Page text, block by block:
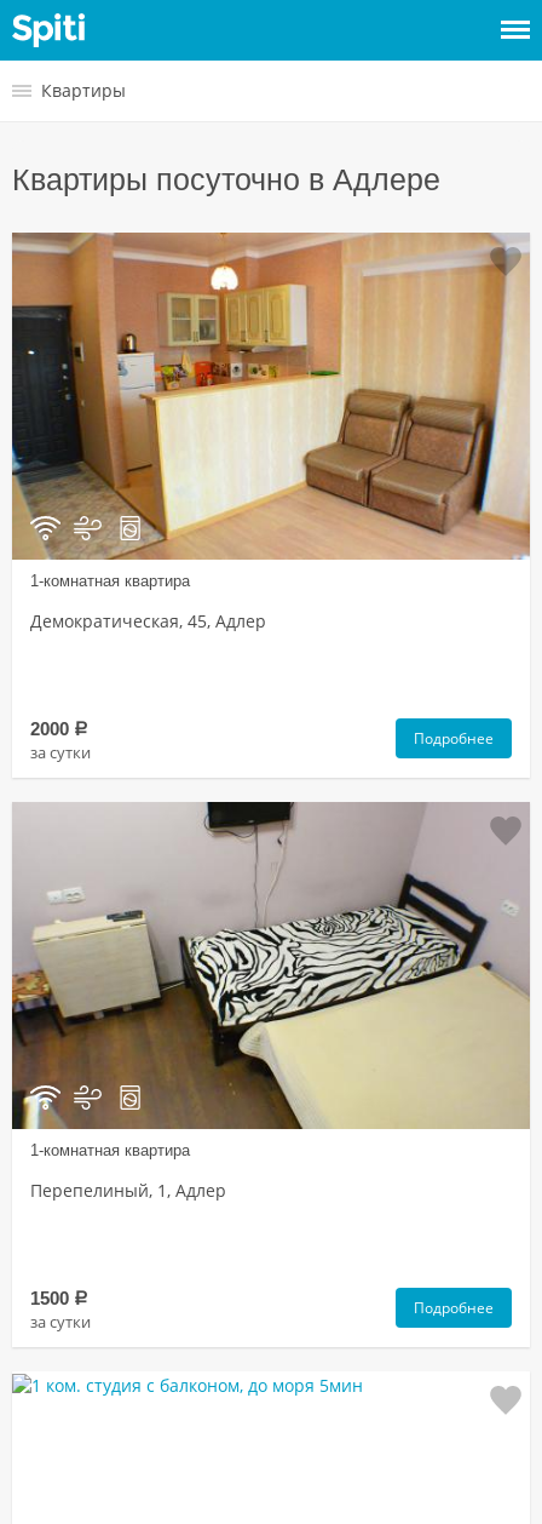
ВойтиКвартиры
Квартиры посуточно в Адлере
1-комнатная квартира
Демократическая, 45, Адлер
2000 a
за сутки
Подробнее
1-комнатная квартира
Перепелиный, 1, Адлер
1500 a
за сутки
Подробнее